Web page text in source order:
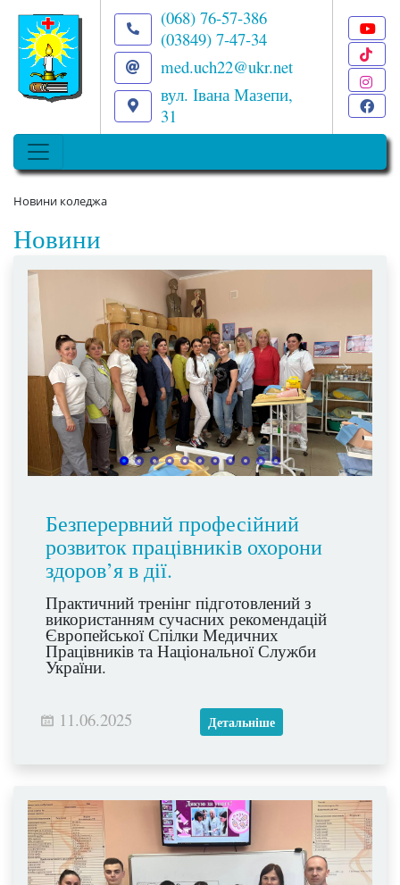
(068) 76-57-386
(03849) 7-47-34
med.uch22@ukr.net
вул. Івана Мазепи,
31
Новини коледжа
Новини
Безперервний професійний
розвиток працівників охорони
здоров’я в дії.
Практичний тренінг підготовлений з
використанням сучасних рекомендацій
Європейської Спілки Медичних
Працівників та Національної Служби
України.
11.06.2025 Детальніше